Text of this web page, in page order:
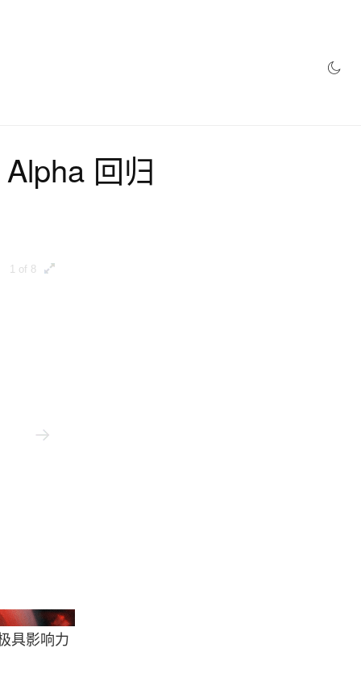
回归
1 of 8
Oakley
具影响力